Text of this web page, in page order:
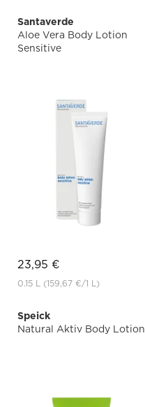
Santaverde
Aloe Vera Body Lotion
Sensitive
23,95 €
0.15 L (159,67 €/1 L)
Speick
Natural Aktiv Body Lotion